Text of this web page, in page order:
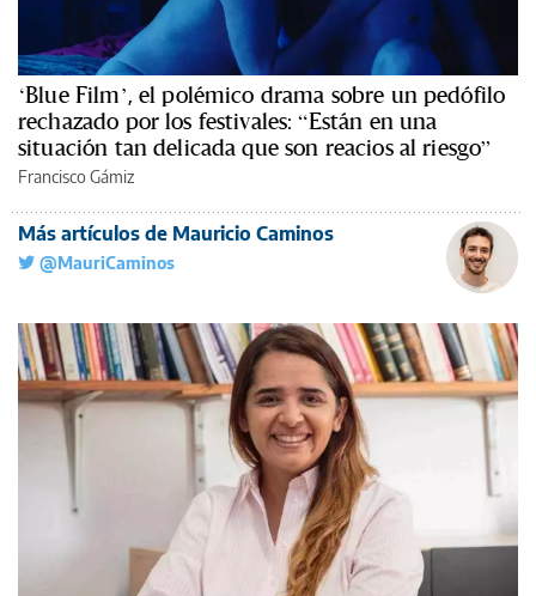
‘Blue Film’, el polémico drama sobre un pedófilo
rechazado por los festivales: “Están en una
situación tan delicada que son reacios al riesgo”
Francisco Gámiz
Más artículos de Mauricio Caminos
@MauriCaminos